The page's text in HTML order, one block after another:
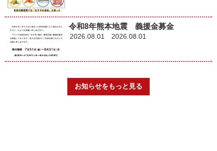
令和8年熊本地震 義援金募金
2026.08.01 2026.08.01
お知らせをもっと見る